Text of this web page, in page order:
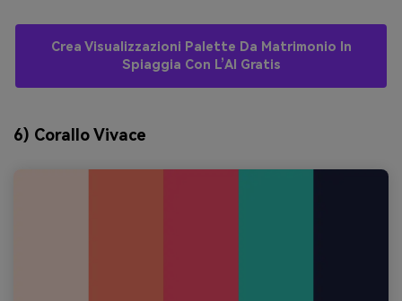
Crea Visualizzazioni Palette Da Matrimonio In
Spiaggia Con L’AI Gratis
6) Corallo Vivace